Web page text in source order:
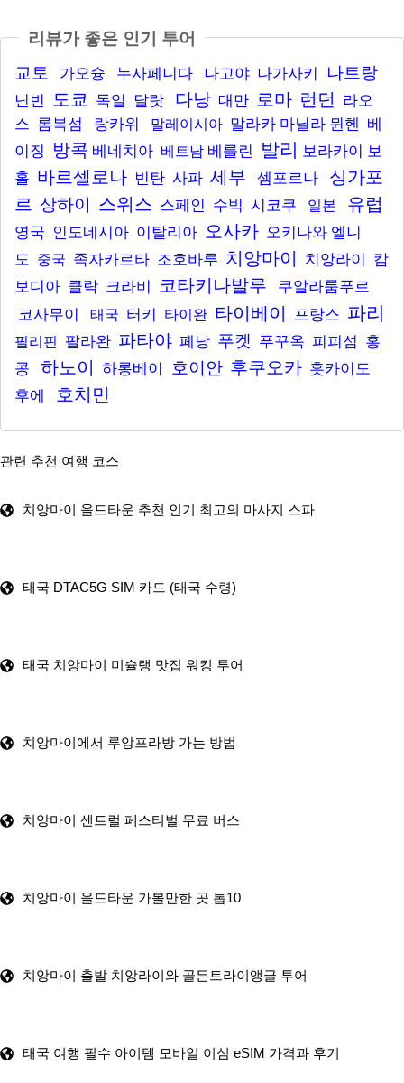
리뷰가 좋은 인기 투어
교토 가오슝 누사페니다 나고야 나가사키 나트랑
닌빈 도쿄 독일 달랏 다낭 대만 로마 런던 라오
스 롬복섬 랑카위 말레이시아 말라카 마닐라 뮌헨 베
이징 방콕 베네치아 베트남 베를린 발리 보라카이 보
홀 바르셀로나 빈탄 사파 세부 셈포르나
싱가포
르 상하이 스위스 스페인 수빅 시코쿠 일본 유럽
영국 인도네시아 이탈리아 오사카 오키나와 엘니
도 중국 족자카르타 조호바루 치앙마이 치앙라이 캄
보디아 클락 크라비 코타키나발루
쿠알라룸푸르
코사무이
태국 터키 타이완 타이베이 프랑스 파리
필리핀 팔라완 파타야 페낭 푸켓 푸꾸옥 피피섬 홍
콩
하노이 하롱베이 호이안 후쿠오카 홋카이도
후에
호치민
관련 추천 여행 코스
치앙마이 올드타운 추천 인기 최고의 마사지 스파
태국 DTAC5G SIM 카드 (태국 수령)
태국 치앙마이 미슐랭 맛집 워킹 투어
치앙마이에서 루앙프라방 가는 방법
치앙마이 센트럴 페스티벌 무료 버스
치앙마이 올드타운 가볼만한 곳 톱10
치앙마이 출발 치앙라이와 골든트라이앵글 투어
태국 여행 필수 아이템 모바일 이심 eSIM 가격과 후기